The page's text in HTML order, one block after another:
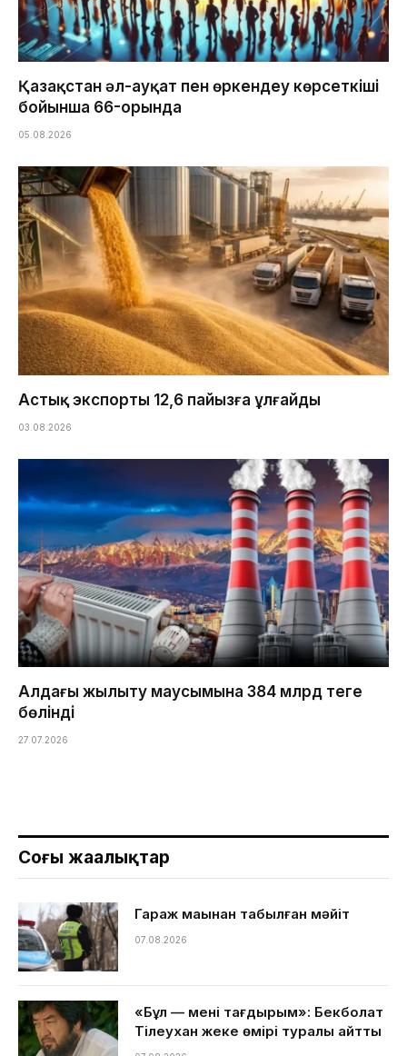
Қазақстан әл-ауқат пен өркендеу көрсеткіші
бойынша 66-орында
05.08.2026
Астық экспорты 12,6 пайызға ұлғайды
03.08.2026
Алдағы жылыту маусымына 384 млрд теңге
бөлінді
27.07.2026
Соңғы жаңалықтар
Гараж маңынан табылған мәйіт
07.08.2026
«Бұл — менің тағдырым»: Бекболат
Тілеухан жеке өмірі туралы айтты